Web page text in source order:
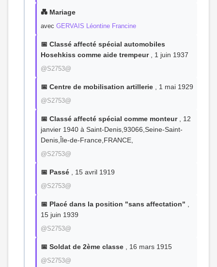
💑 Mariage
avec GERVAIS Léontine Francine
📅 Classé affecté spécial automobiles
Hosehkiss comme aide trempeur, 1 juin 1937
@S2753@
📅 Centre de mobilisation artillerie , 1 mai 1929
@S2753@
📅 Classé affecté spécial comme monteur, 12
janvier 1940 à Saint-Denis,93066,Seine-Saint-
Denis,Île-de-France,FRANCE,
@S2753@
📅 Passé , 15 avril 1919
@S2753@
📅 Placé dans la position "sans affectation"
15 juin 1939
@S2753@
📅 Soldat de 2ème classe , 16 mars 1915
@S2753@